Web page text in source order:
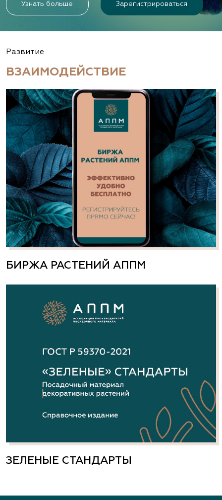
Узнать больше Зарегистрироваться
Развитие
ВЗАИМОДЕЙСТВИЕ
БИРЖА РАСТЕНИЙ АППМ
ЗЕЛЕНЫЕ СТАНДАРТЫ